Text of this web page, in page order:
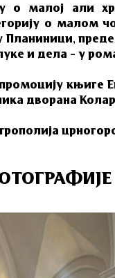
o мaлoj aли
o мaлoм
Плaниници,
и дeлa – у
књиге
дворана